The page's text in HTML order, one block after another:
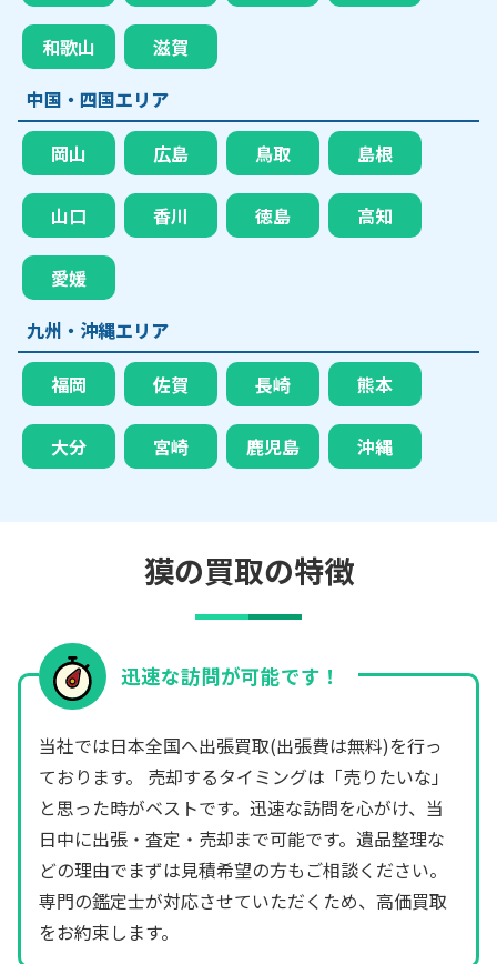
和歌山
滋賀
中国・四国エリア
岡山 広島 鳥取 島根
山口 香川 徳島 高知
愛媛
九州・沖縄エリア
福岡 佐賀 長崎 熊本
大分 宮崎 鹿児島 沖縄
獏の買取の特徴
迅速な訪問が可能です！
当社では日本全国へ出張買取(出張費は無料)を行っ
ております。 売却するタイミングは「売りたいな」
と思った時がベストです。迅速な訪問を心がけ、当
日中に出張・査定・売却まで可能です。遺品整理な
どの理由でまずは見積希望の方もご相談ください。
専門の鑑定士が対応させていただくため、高価買取
をお約束します。